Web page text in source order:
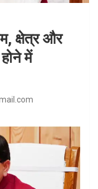
क्षेत्र और
में